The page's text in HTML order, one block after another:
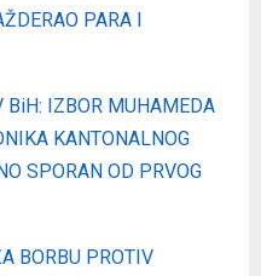
PARA I
BiH: IZBOR MUHAMEDA
KANTONALNOG
SPORAN OD PRVOG
BORBU PROTIV